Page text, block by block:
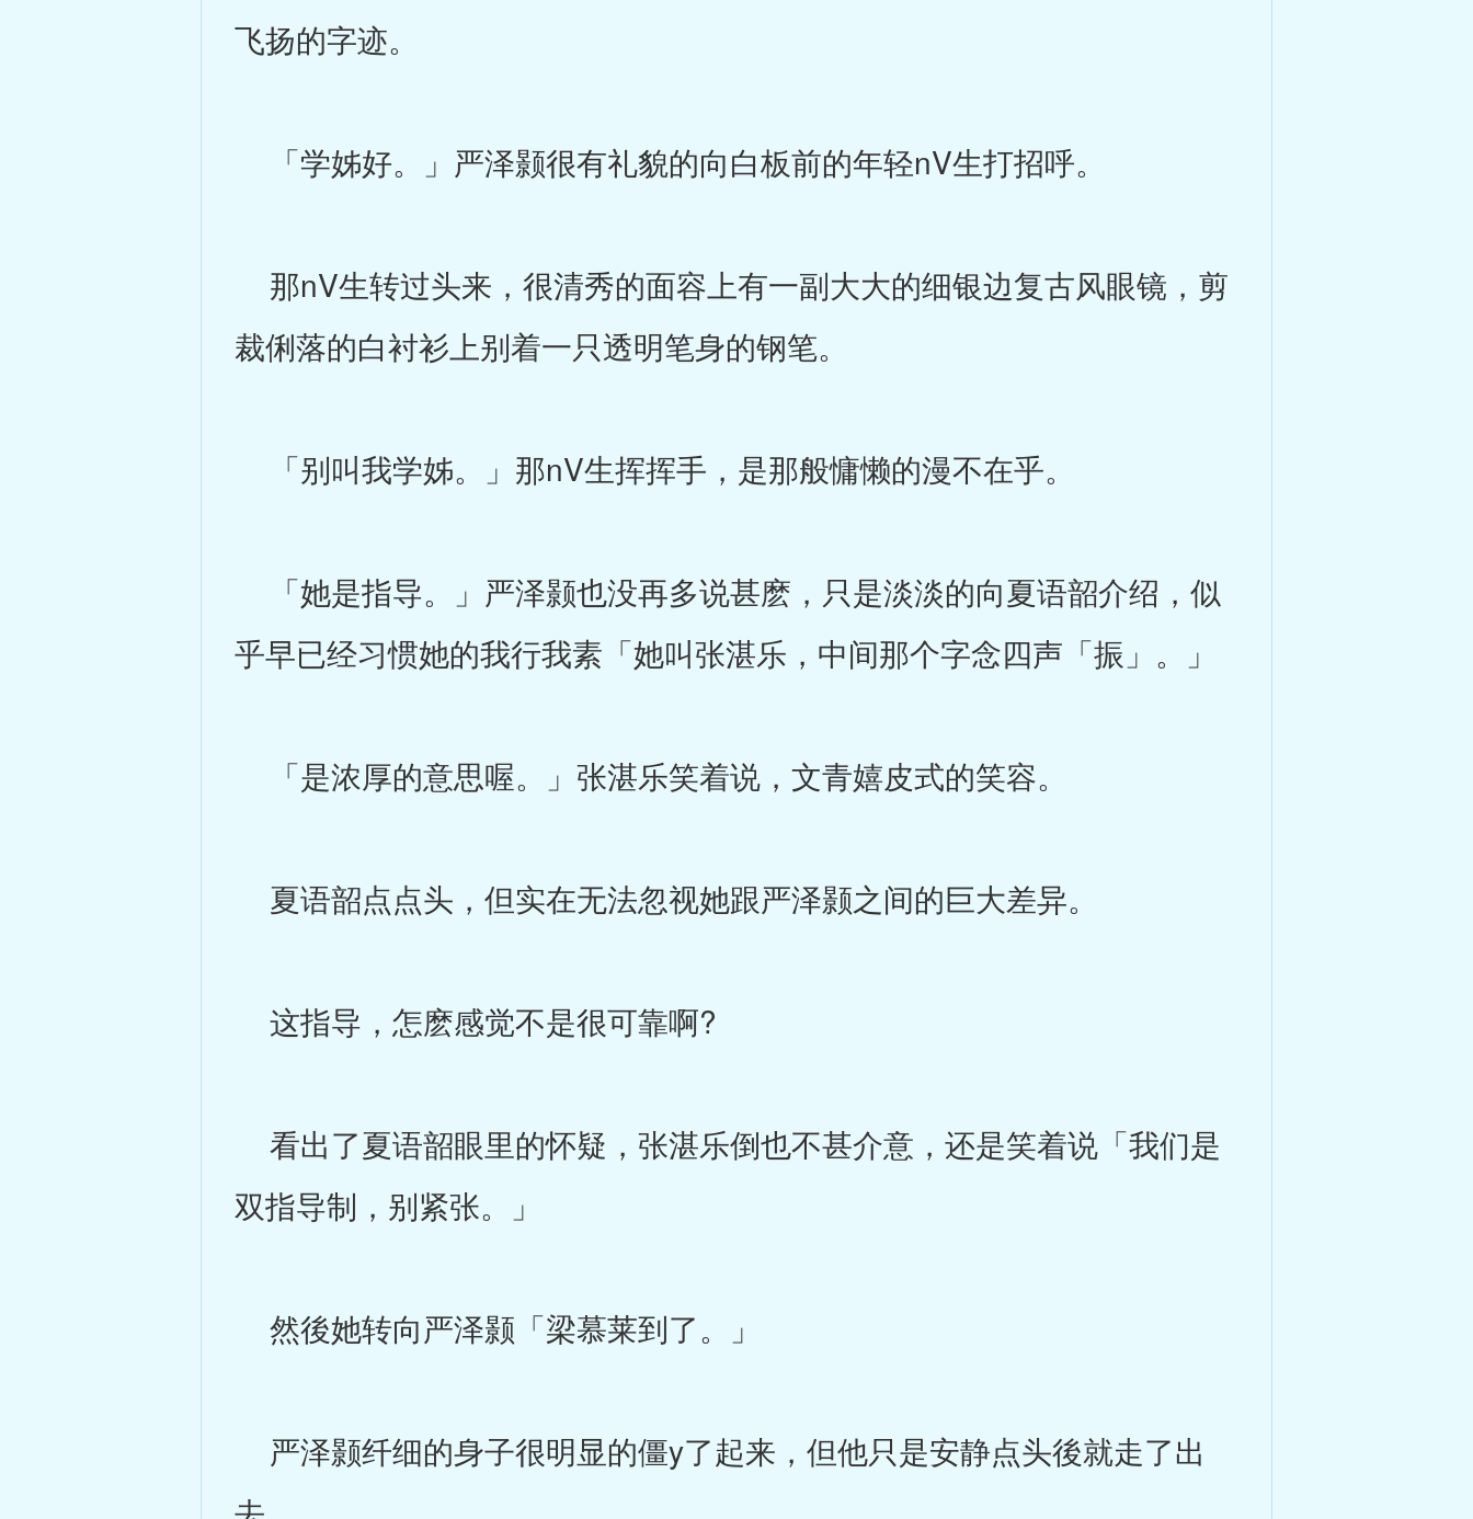
飞扬的字迹。
「学姊好。」严泽颢很有礼貌的向白板前的年轻nV生打招呼。
那nV生转过头来，很清秀的面容上有一副大大的细银边复古风眼镜，剪
裁俐落的白衬衫上别着一只透明笔身的钢笔。
「别叫我学姊。」那nV生挥挥手，是那般慵懒的漫不在乎。
「她是指导。」严泽颢也没再多说甚麽，只是淡淡的向夏语韶介绍，似
乎早已经习惯她的我行我素「她叫张湛乐，中间那个字念四声「振」。」
「是浓厚的意思喔。」张湛乐笑着说，文青嬉皮式的笑容。
夏语韶点点头，但实在无法忽视她跟严泽颢之间的巨大差异。
这指导，怎麽感觉不是很可靠啊?
看出了夏语韶眼里的怀疑，张湛乐倒也不甚介意，还是笑着说「我们是
双指导制，别紧张。」
然後她转向严泽颢「梁慕莱到了。」
严泽颢纤细的身子很明显的僵y了起来，但他只是安静点头後就走了出